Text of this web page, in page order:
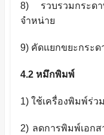
8) รวบรวมกระ
จำหน่าย
9) คัดแยกขยะกระด
4.2 หมึกพิมพ์
1) ใช้เครื่องพิมพ์ร่ว
2) ลดการพิมพ์เอก